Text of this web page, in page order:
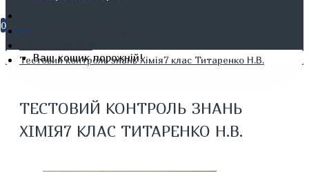
0
Ваш кошик порожній!
Дітям. Навчання та дозвілля
Тестовий контроль знань Хімія7 клас Титаренко Н.В.
ТЕСТОВИЙ КОНТРОЛЬ ЗНАНЬ
ХІМІЯ7 КЛАС ТИТАРЕНКО Н.В.